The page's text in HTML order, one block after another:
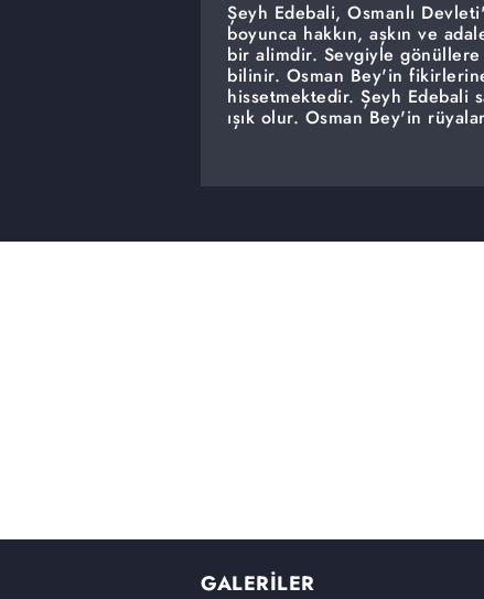
Şeyh Edebali, Osmanlı
boyunca hakkın, aşkın ve
bir alimdir. Sevgiyle gönüllere
bilinir. Osman Bey'in
hissetmektedir. Şeyh Edebali
ışık olur. Osman Bey'in
GALERİLER